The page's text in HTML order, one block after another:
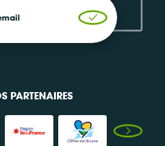
Valider
PARTENAIRES